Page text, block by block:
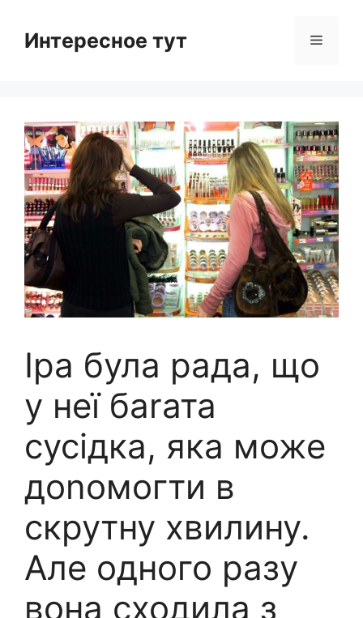
contentИнтересное тут Menu
Іра була рада, що
у неї баrата
сусідка, яка може
доnомогти в
скрутну хвилину.
Але одного разу
вона сходила з